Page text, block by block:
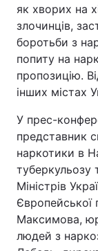
як хворих на
злочинців,
боротьби з
попиту на
пропозицію.
інших містах
У прес-
представник
наркотики в
туберкульозу
Міністрів
Європейської
Максимова,
людей з